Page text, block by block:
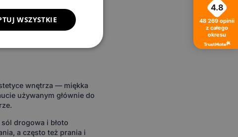
wnętrza — miękka
używanym głównie do
drogowa i błoto
a często też prania i
4.8
48 269 opinii
z całego
okresu
WSZYSTKIE